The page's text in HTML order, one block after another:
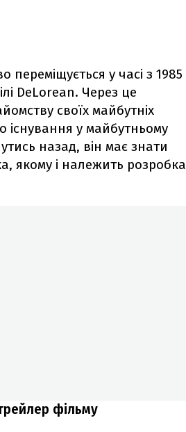
у часі з 1985
DeLorean. Через це
своїх майбутніх
існування у майбутньому
назад, він має знати
якому і належить розробка
фільму